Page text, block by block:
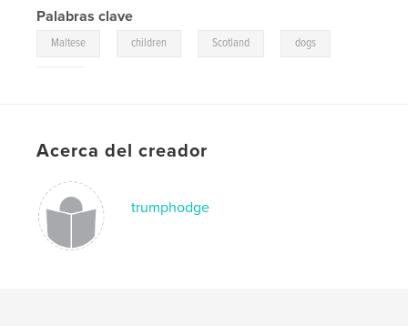
Palabras clave
Maltese children Scotland dogs
Acerca del creador
trumphodge